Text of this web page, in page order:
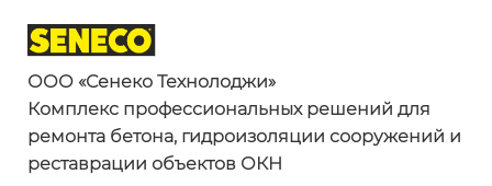
ООО «Сенеко Технолоджи»
Комплекс профессиональных решений для
ремонта бетона, гидроизоляции сооружений и
реставрации объектов ОКН